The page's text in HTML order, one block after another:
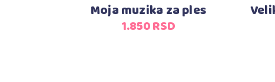
Moja muzika za ples
1.850RSD